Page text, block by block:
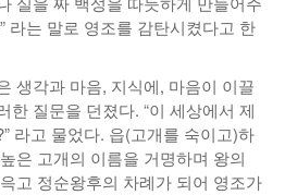
라는 말로 영조를 감탄시켰다고 한
생각과 마음, 지식에, 마음이 이끌
한 질문을 던졌다. “이 세상에서 제
라고 물었다. 읍(고개를 숙이고)하
은 고개의 이름을 거명하며 왕의
고 정순왕후의 차례가 되어 영조가